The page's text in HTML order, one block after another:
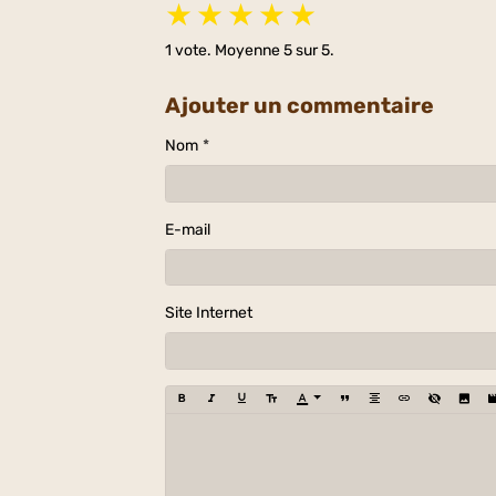
★ ★ ★ ★ ★
1 vote. Moyenne5sur 5.
Ajouter un commentaire
Nom
E-mail
Site Internet